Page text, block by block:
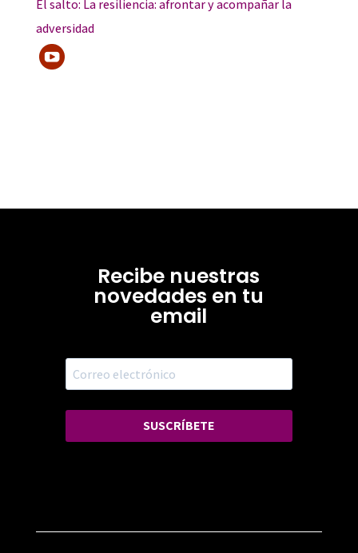
El salto: La resiliencia: afrontar y acompañar la
adversidad
Recibe nuestras
novedades en tu
email
SUSCRÍBETE